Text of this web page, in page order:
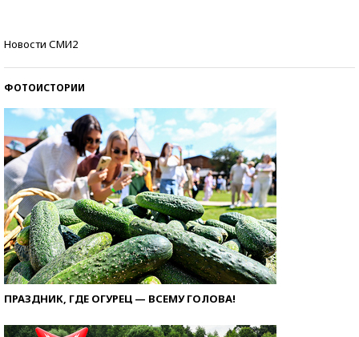
Новости СМИ2
ФОТОИСТОРИИ
ПРАЗДНИК, ГДЕ ОГУРЕЦ — ВСЕМУ ГОЛОВА!